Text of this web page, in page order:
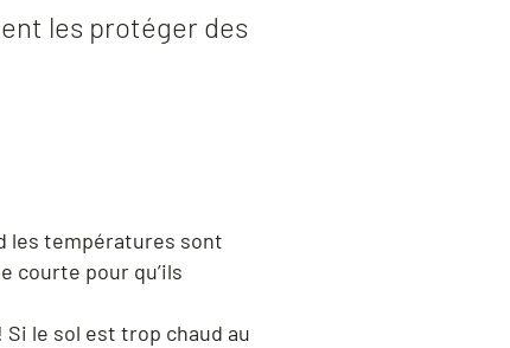
les protéger des
les températures sont
courte pour qu’ils
le sol est trop chaud au